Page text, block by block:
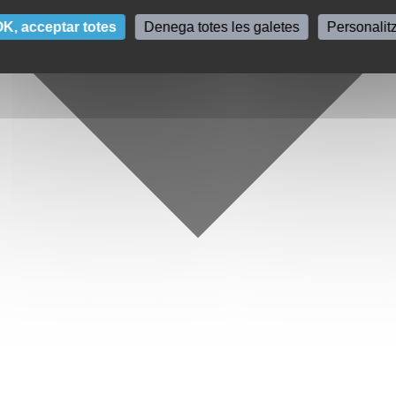
acceptar totes Denega totes les galetes